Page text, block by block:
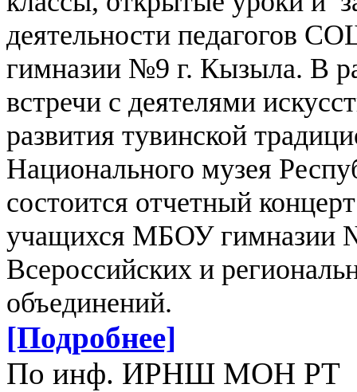
деятельности
гимназии №9 г. Кызыла. В
встречи с деятелями
развития тувинской
Национального музея
состоится отчетный
учащихся МБОУ гимназии
Всероссийских и
объединений.
[Подробнее]
По инф. ИРНШ МОН РТ